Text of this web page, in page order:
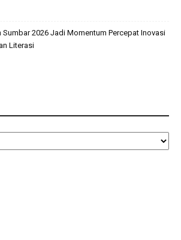
Sumbar 2026 Jadi Momentum Percepat Inovasi
Literasi